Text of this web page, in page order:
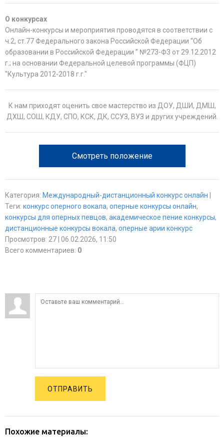
О конкурсах
Онлайн-конкурсы и мероприятия проводятся в соответствии с
ч.2, ст.77 Федерального закона Российской Федерации “Об
образовании в Российской Федерации ” №273-Ф3 от 29.12.2012
г.; на основании Федеральной целевой программы (ФЦП)
"Культура 2012-2018 г.г."
К нам приходят оценить свое мастерство из ДОУ, ДШИ, ДМШ,
ДХШ, СОШ, КДУ, СПО, КСК, ДК, ССУЗ, ВУЗ и других учреждений.
Смотреть положение
Категория: Международный-дистанционный конкурс онлайн
Теги: конкурс оперного вокала, оперные конкурсы онлайн,
конкурсы для оперных певцов, академическое пение конкурсы,
дистанционные конкурсы вокала, оперные арии конкурс
Просмотров: 27 | 06.02.2026, 11:50
Всего комментариев: 0
ОТПРАВИТЬ
Похожие материалы: